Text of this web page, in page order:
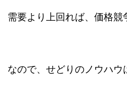
需要より上回れば、価格競
なので、せどりのノウハウ